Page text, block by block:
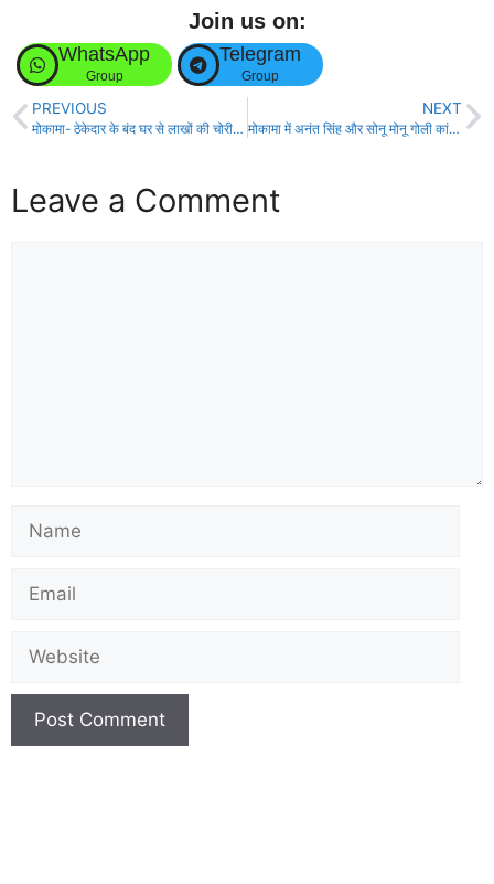
Join us on:
WhatsApp
Group
Telegram
Group
PREVIOUS
मोकामा- ठेकेदार के बंद घर से लाखों की चोरी, वारदात सीसीटीवी में कैद!
NEXT
मोकामा में अनंत सिंह और सोनू मोनू गोली कांड में सोनू को कोर्ट से मिली जमानत!
Leave a Comment